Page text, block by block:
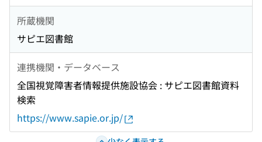
所蔵機関
サピエ図書館
連携機関・データベース
全国視覚障害者情報提供施設協会 : サピエ図書館資料
検索
https://www.sapie.or.jp/